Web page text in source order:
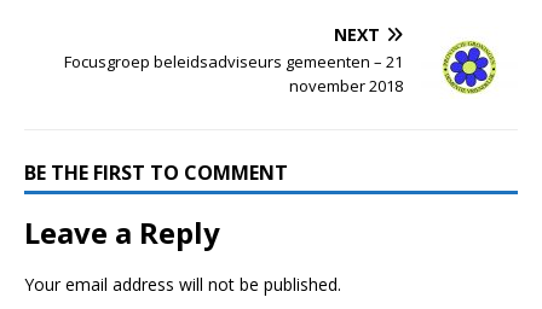
NEXT
Focusgroep beleidsadviseurs gemeenten – 21
november 2018
BE THE FIRST TO COMMENT
Leave a Reply
Your email address will not be published.